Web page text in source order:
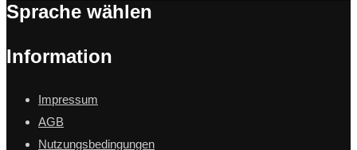
Sprache wählen
Information
Impressum
AGB
Nutzungsbedingungen